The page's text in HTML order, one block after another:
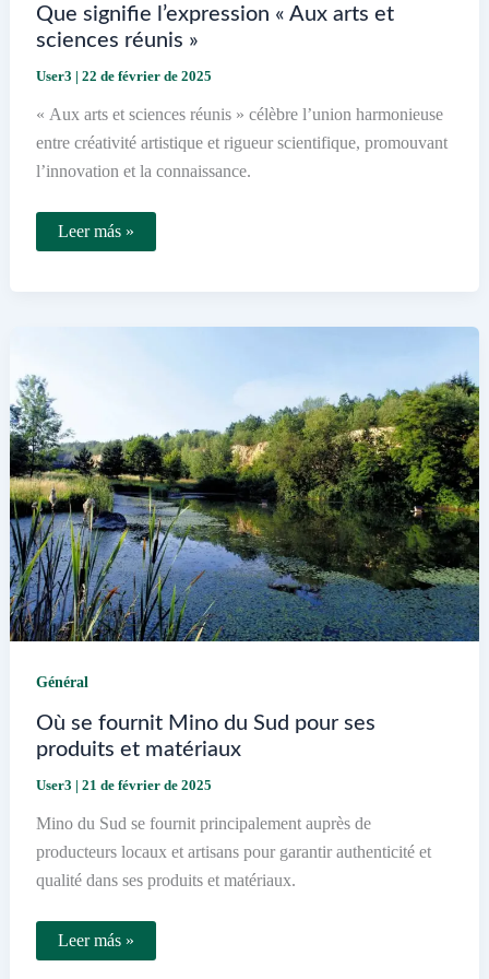
Que signifie l’expression « Aux arts et
sciences réunis »
User3 | 22 de février de 2025
« Aux arts et sciences réunis » célèbre l’union harmonieuse
entre créativité artistique et rigueur scientifique, promouvant
l’innovation et la connaissance.
Que
signifie
Leer más »
Général
Où se fournit Mino du Sud pour ses
produits et matériaux
User3 | 21 de février de 2025
Mino du Sud se fournit principalement auprès de
producteurs locaux et artisans pour garantir authenticité et
qualité dans ses produits et matériaux.
Où
se
Leer más »